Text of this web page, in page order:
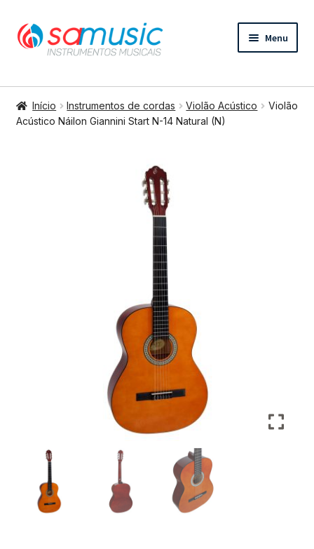
Pular
para
Pular
para
conteúdo
Menu
Instrumentos de cordas
menu
Bateria e percussão
Início Instrumentos de cordas Violão Acústico
Violão
Acústico Náilon Giannini Start N-14 Natural (N)